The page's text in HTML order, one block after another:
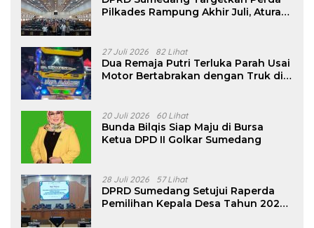
Pilkades Rampung Akhir Juli, Aturan
27 Juli 2026 82 Lihat
Dua Remaja Putri Terluka Parah Usai
Motor Bertabrakan dengan Truk di
20 Juli 2026 60 Lihat
Bunda Bilqis Siap Maju di Bursa
Ketua DPD II Golkar Sumedang
28 Juli 2026 57 Lihat
DPRD Sumedang Setujui Raperda
Pemilihan Kepala Desa Tahun 2026